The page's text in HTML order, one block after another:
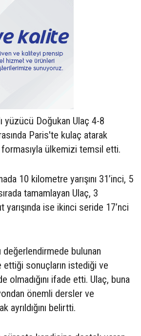
yüzücü Doğukan Ulaç 4-8
Paris'te kulaç atarak
formasıyla ülkemizi temsil etti.
10 kilometre yarışını 31’inci, 5
tamamlayan Ulaç, 3
ise ikinci seride 17’nci
değerlendirmede bulunan
ettiği sonuçların istediği ve
olmadığını ifade etti. Ulaç, buna
önemli dersler ve
ayrıldığını belirtti.